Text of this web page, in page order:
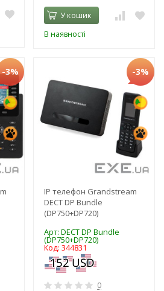
У кошик
В наявності
-3% -3%
IP телефон Grandstream
DECT DP Bundle
(DP750+DP720)
Арт: DECT DP Bundle
(DP750+DP720)
Код: 344831
0